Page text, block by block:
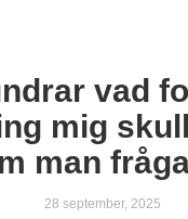
vad
mig
man
28 september, 2025